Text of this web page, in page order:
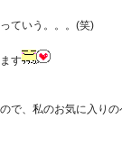
ていう。。。(笑)
す
で、私のお気に入り